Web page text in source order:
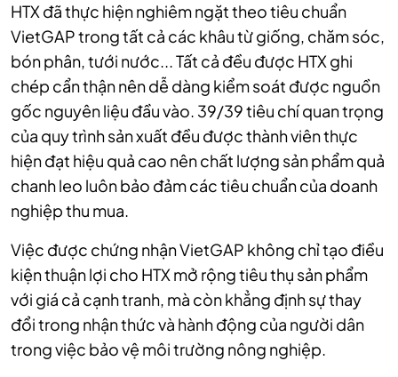
HTX đã thực hiện nghiêm ngặt theo tiêu chuẩn
VietGAP trong tất cả các khâu từ giống, chăm sóc,
bón phân, tưới nước... Tất cả đều được HTX ghi
chép cẩn thận nên dễ dàng kiểm soát được nguồn
gốc nguyên liệu đầu vào. 39/39 tiêu chí quan trọng
của quy trình sản xuất đều được thành viên thực
hiện đạt hiệu quả cao nên chất lượng sản phẩm quả
chanh leo luôn bảo đảm các tiêu chuẩn của doanh
nghiệp thu mua.
Việc được chứng nhận VietGAP không chỉ tạo điều
kiện thuận lợi cho HTX mở rộng tiêu thụ sản phẩm
với giá cả cạnh tranh, mà còn khẳng định sự thay
đổi trong nhận thức và hành động của người dân
trong việc bảo vệ môi trường nông nghiệp.